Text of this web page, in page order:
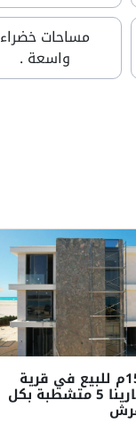
مساحات خضراء
واسعة .
شاليه 151م للبيع في قرية
سولين مارينا 5 متشطبة بكل